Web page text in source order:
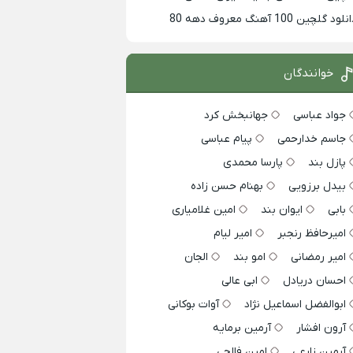
گلچین 100 آهنگ معروف دهه 80
خوانندگان
جواد عباسی
جهانبخش کرد
جاسم خدارحمی
پیام عباسی
پازل بند
پارسا محمدی
بیدل برزویی
بهنام حسن زاده
بابی
ایوان بند
امین غلامیاری
امیرحافظ رنجبر
امیر لیام
امیر رمضانی
امو بند
الجان
احسان دریادل
ابی عالی
ابوالفضل اسماعیل نژاد
آوات بوکانی
آرون افشار
آرمین برمایه